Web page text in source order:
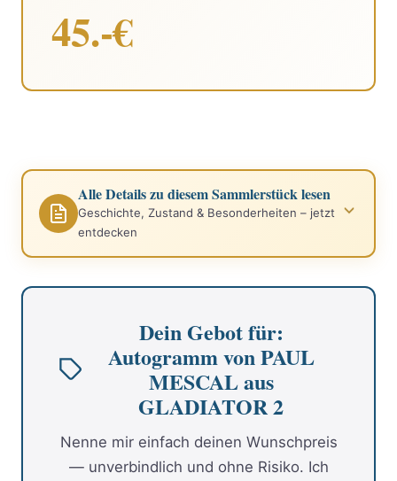
45.-€
Alle Details zu diesem Sammlerstück lesen
Geschichte, Zustand & Besonderheiten – jetzt
entdecken
Dein Gebot für:
Autogramm von PAUL
MESCAL aus
GLADIATOR 2
Nenne mir einfach deinen Wunschpreis
— unverbindlich und ohne Risiko. Ich